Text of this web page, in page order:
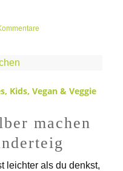
, Kids,Vegan & Veggie
machen
leichter als du denkst,